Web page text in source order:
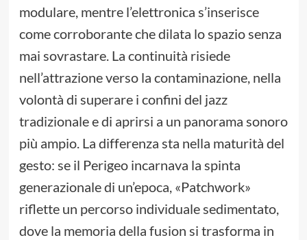
modulare, mentre l’elettronica s’inserisce
come corroborante che dilata lo spazio senza
mai sovrastare. La continuità risiede
nell’attrazione verso la contaminazione, nella
volontà di superare i confini del jazz
tradizionale e di aprirsi a un panorama sonoro
più ampio. La differenza sta nella maturità del
gesto: se il Perigeo incarnava la spinta
generazionale di un’epoca, «Patchwork»
riflette un percorso individuale sedimentato,
dove la memoria della fusion si trasforma in